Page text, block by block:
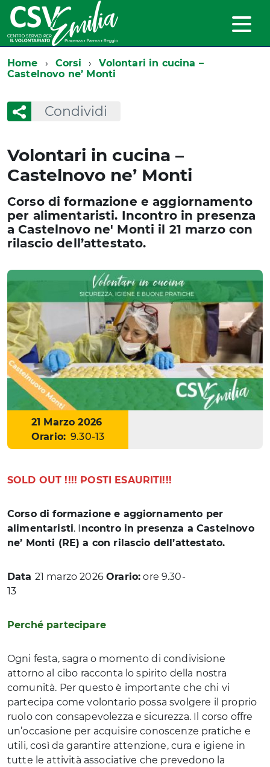
Home Corsi
Volontari in cucina –
Castelnovo ne’ Monti
Volontari in cucina –
Castelnovo ne’ Monti
Corso di formazione e aggiornamento
per alimentaristi. Incontro in presenza
a Castelnovo ne' Monti il 21 marzo con
rilascio dell’attestato.
Condividi
Data
21 Marzo 2026
Orario: 9.30-13
SOLD OUT !!!! POSTI ESAURITI!!!
Corso di formazione e aggiornamento per
alimentaristi. I ncontro in presenza a Castelnovo
ne’ Monti (RE) a con rilascio dell’attestato.
Data 21 marzo 2026Orario: ore 9.30-
13
Perché partecipare
Ogni festa, sagra o momento di condivisione
attorno al cibo racconta lo spirito della nostra
comunità. Per questo è importante che chi vi
partecipa come volontario possa svolgere il proprio
ruolo con consapevolezza e sicurezza. Il corso offre
un’occasione per acquisire conoscenze pratiche e
utili, così da garantire attenzione, cura e igiene in
tutte le attività associative che prevedono la